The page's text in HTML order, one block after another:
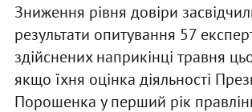
Зниження рівня довіри
результати опитування 57
здійснених наприкінці травня
якщо їхня оцінка діяльності
Порошенка у перший рік